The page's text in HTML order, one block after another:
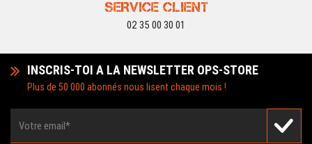
SERVICE CLIENT
02 35 00 30 01
INSCRIS-TOI A LA NEWSLETTER OPS-STORE
Plus de 50 000 abonnés nous lisent chaque mois !